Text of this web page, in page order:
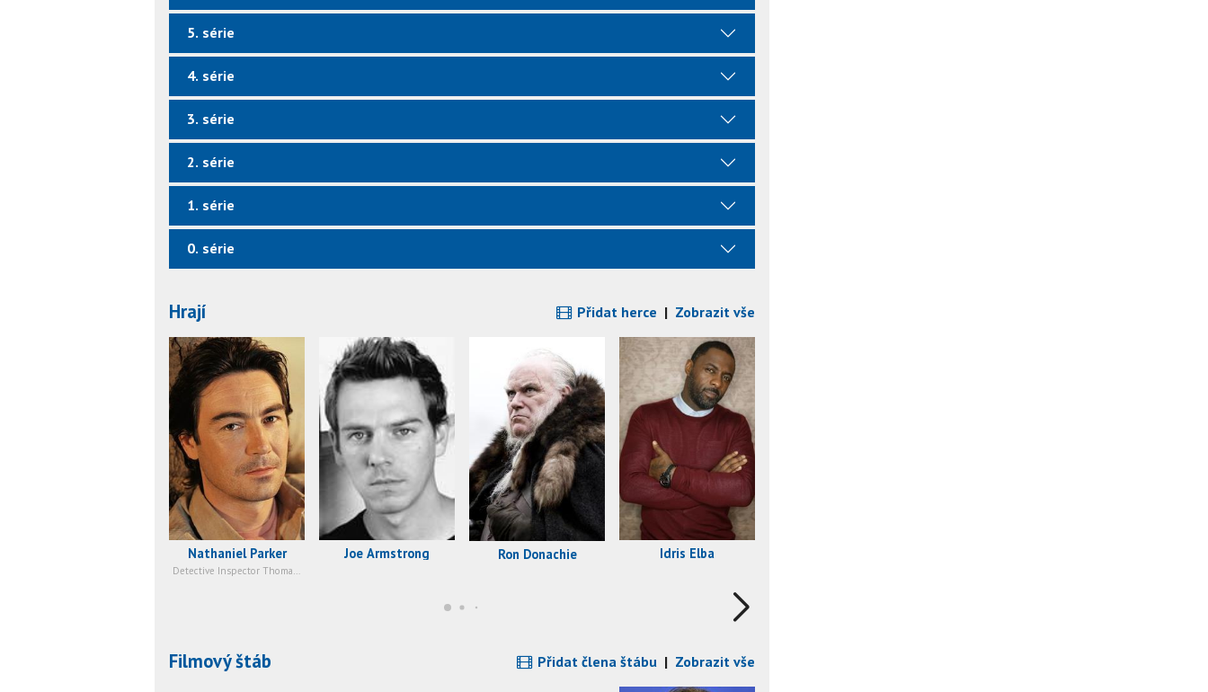
5. série
4. série
3. série
2. série
1. série
0. série
Hrají Přidat herce | Zobrazit vše
Nathaniel Parker
Detective Inspector Thomas Lynley / ...
Joe Armstrong Ron Donachie Idris Elba
Filmový štáb Přidat člena štábu | Zobrazit vše